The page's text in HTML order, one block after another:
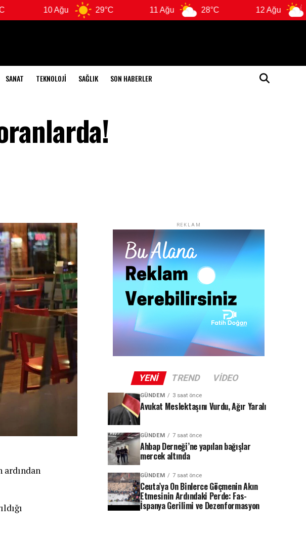
29°C 28°C 28°C
SANAT TEKNOLOJI SAĞLIK SON HABERLER
ardından
REKLAM
YENI TREND VIDEO
GÜNDEM 3 saat önce
Avukat Meslektaşını Vurdu, Ağır Yaralı
GÜNDEM 7 saat önce
Ahbap Derneği’ne yapılan bağışlar
mercek altında
GÜNDEM 7 saat önce
Ceuta’ya On Binlerce Göçmenin Akın
Etmesinin Ardındaki Perde: Fas-
İspanya Gerilimi ve Dezenformasyon